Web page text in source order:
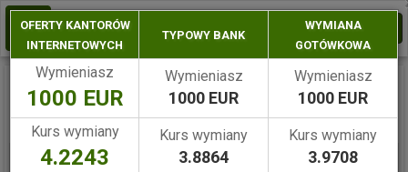
STREFAWALUT
Rubin kantor wymiany walut
Dane teleadresowe kantoru
OFERTY KANTORÓW
INTERNETOWYCH
TYPOWY BANK
WYMIANA
GOTÓWKOWA
Wymieniasz
1000 EUR
Wymieniasz
1000 EUR
Wymieniasz
1000 EUR
Kurs wymiany
4.2243
Kurs wymiany
3.8864
Kurs wymiany
3.9708